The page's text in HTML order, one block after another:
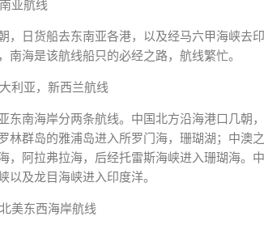
亚航线
，日货船去东南亚各港，以及经马六甲海峡去
南海是该航线船只的必经之路，航线繁忙。
利亚，新西兰航线
东南海岸分两条航线。中国北方沿海港口几朝
林群岛的雅浦岛进入所罗门海，珊瑚湖；中澳
，阿拉弗拉海，后经托雷斯海峡进入珊瑚海。
以及龙目海峡进入印度洋。
美东西海岸航线